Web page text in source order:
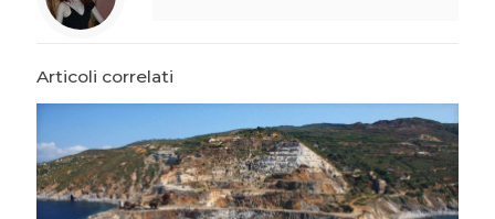
Articoli correlati